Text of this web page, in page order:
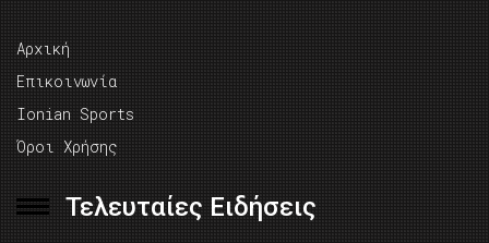
Αρχική
Επικοινωνία
Ionian Sports
Όροι Χρήσης
Τελευταίες Ειδήσεις